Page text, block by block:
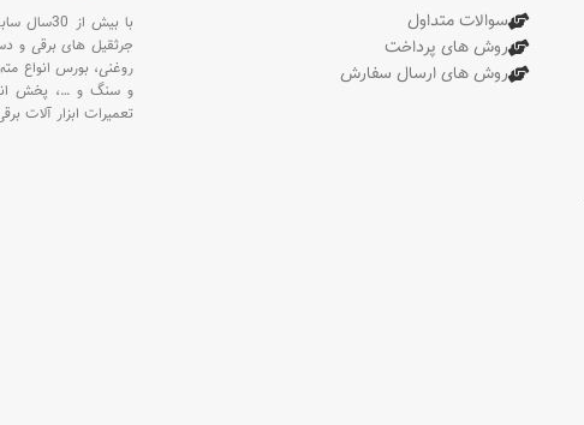
سوالات متداول
روش های پرداخت
روش های ارسال سفارش
با بیش از 30سال سابقه،
جرثقیل های برقی و
روغنی، بورس انواع
و سنگ و…، پخش
تعمیرات ابزار آلات